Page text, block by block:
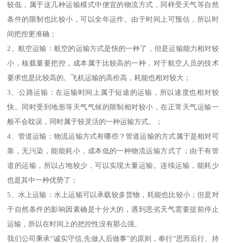
较低，属于这几种运输模式中便宜的物流方式，同样受天气等自然
条件的限制也比较小，可以全年运作。由于时间上可预估，所以时
间把控更准确；
2、航空运输：航空的运输方式是快的一种了，但是运输能力相对较
小，核载量要把控，成本属于比较高的一种，对于航空人员的技术
要求也是比较高的。飞机运输的高价高，耗能也相对较大；
3、公路运输：在运输时间上属于短途的运输，所以速度也相对较
快。同时受到地形等天气气候的限制相对较小，在正常天气运输一
般不会耽误，同时属于较灵活的一种运输方式。；
4、管道运输：物流运输方式有哪些？管道运输的方式属于是相对可
靠，无污染，能能耗小，成本低的一种物流运输方式了；由于有管
道的运输，所以占地较少，可以实现大量运输。连续运输，能耗少
也是其中一种优势了；
5、水上运输：水上运输可以承载较多货物，耗能也比较小；但是对
于自然条件的影响因素确是十分大的，遇到恶劣天气需要提前停止
运输，所以在时间上的把控性没有那么强。
我们公司秉承“诚实守信,先做人后做事”的原则，奉行“思而后行、持